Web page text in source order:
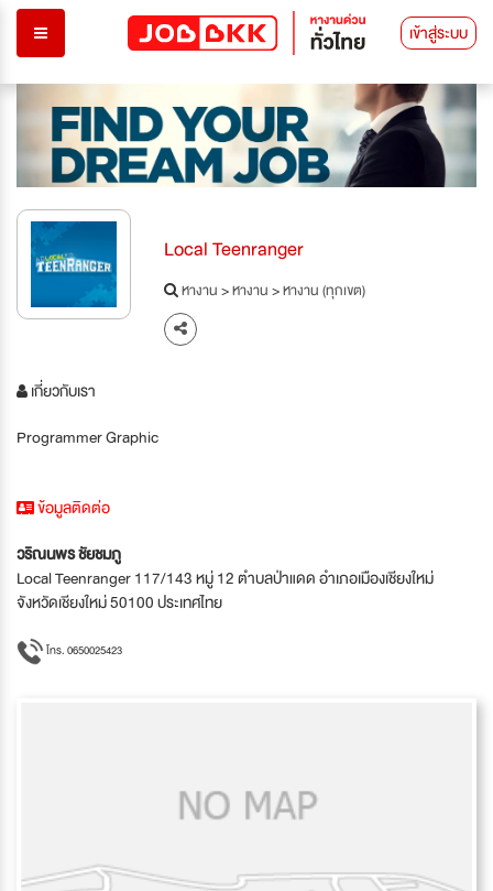
เข้าสู่ระบบ
Local Teenranger
หางาน>หางาน>หางาน (ทุกเขต)
เกี่ยวกับเรา
Programmer Graphic
ข้อมูลติดต่อ
วริณนพร ชัยชมภู
Local Teenranger 117/143 หมู่ 12 ตำบลป่าแดด อำเภอเมืองเชียงใหม่
จังหวัดเชียงใหม่ 50100 ประเทศไทย
โทร. 0650025423